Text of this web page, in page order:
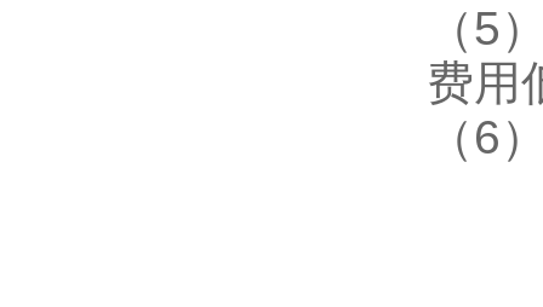
（5
费用
（6